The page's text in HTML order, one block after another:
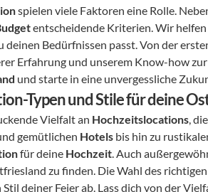
und starte in eine unvergessliche
Typen und Stile für deine
Vielfalt an Hochzeitslocations,
gemütlichen Hotels bis hin zu
für deine Hochzeit. Auch
zu finden. Die Wahl des